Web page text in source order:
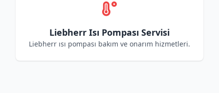
Liebherr Isı Pompası Servisi
Liebherr ısı pompası bakım ve onarım hizmetleri.